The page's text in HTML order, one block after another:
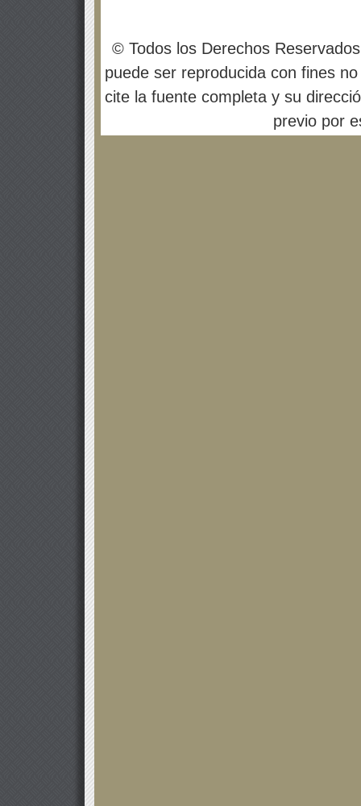
© Todos los Derechos
puede ser reproducida con fines
cite la fuente completa y su
previo por